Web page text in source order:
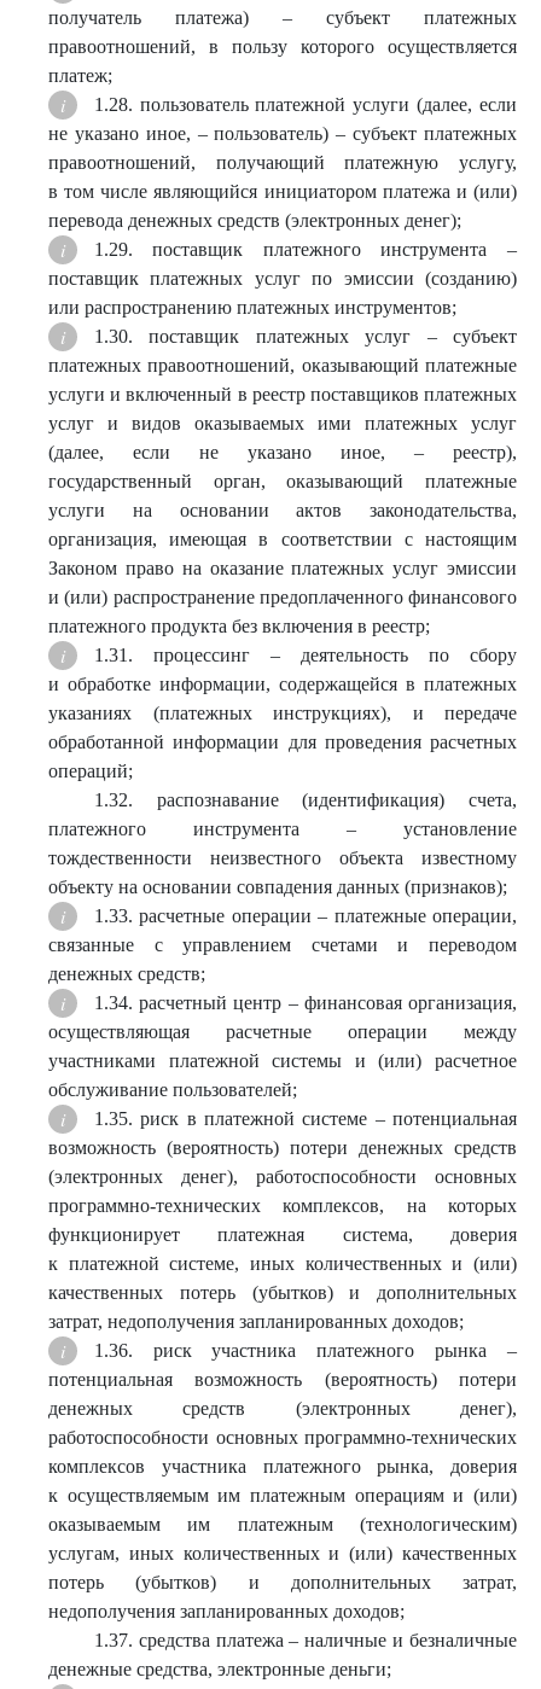
получатель платежа) – субъект платежных
правоотношений, в пользу которого осуществляется
платеж;
1.28. пользователь платежной услуги (далее, если
не указано иное, – пользователь) – субъект платежных
правоотношений, получающий платежную услугу,
в том числе являющийся инициатором платежа и (или)
перевода денежных средств (электронных денег);
1.29. поставщик платежного инструмента –
поставщик платежных услуг по эмиссии (созданию)
или распространению платежных инструментов;
1.30. поставщик платежных услуг – субъект
платежных правоотношений, оказывающий платежные
услуги и включенный в реестр поставщиков платежных
услуг и видов оказываемых ими платежных услуг
(далее, если не указано иное, – реестр),
государственный орган, оказывающий платежные
услуги на основании актов законодательства,
организация, имеющая в соответствии с настоящим
Законом право на оказание платежных услуг эмиссии
и (или) распространение предоплаченного финансового
платежного продукта без включения в реестр;
1.31. процессинг – деятельность по сбору
и обработке информации, содержащейся в платежных
указаниях (платежных инструкциях), и передаче
обработанной информации для проведения расчетных
операций;
1.32. распознавание (идентификация) счета,
платежного инструмента – установление
тождественности неизвестного объекта известному
объекту на основании совпадения данных (признаков);
1.33. расчетные операции – платежные операции,
связанные с управлением счетами и переводом
денежных средств;
1.34. расчетный центр – финансовая организация,
осуществляющая расчетные операции между
участниками платежной системы и (или) расчетное
обслуживание пользователей;
1.35. риск в платежной системе – потенциальная
возможность (вероятность) потери денежных средств
(электронных денег), работоспособности основных
программно-технических комплексов, на которых
функционирует платежная система, доверия
к платежной системе, иных количественных и (или)
качественных потерь (убытков) и дополнительных
затрат, недополучения запланированных доходов;
1.36. риск участника платежного рынка –
потенциальная возможность (вероятность) потери
денежных средств (электронных денег),
работоспособности основных программно-технических
комплексов участника платежного рынка, доверия
к осуществляемым им платежным операциям и (или)
оказываемым им платежным (технологическим)
услугам, иных количественных и (или) качественных
потерь (убытков) и дополнительных затрат,
недополучения запланированных доходов;
1.37. средства платежа – наличные и безналичные
денежные средства, электронные деньги;